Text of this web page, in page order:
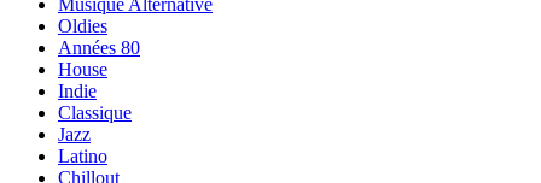
Musique Alternative
Oldies
Années 80
House
Indie
Classique
Jazz
Latino
Chillout